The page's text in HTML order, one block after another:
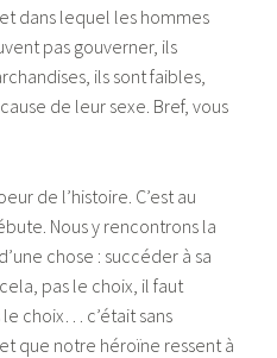
dans lequel les hommes
pas gouverner, ils
ils sont faibles,
de leur sexe. Bref, vous
de l’histoire. C’est au
Nous y rencontrons la
chose : succéder à sa
pas le choix, il faut
choix… c’était sans
que notre héroïne ressent à